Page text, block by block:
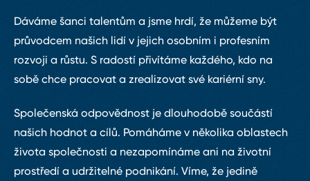
Dáváme šanci talentům a jsme hrdí, že můžeme být
průvodcem našich lidí v jejich osobním i profesním
rozvoji a růstu. S radostí přivítáme každého, kdo na
sobě chce pracovat a zrealizovat své kariérní sny.
Společenská odpovědnost je dlouhodobě součástí
našich hodnot a cílů. Pomáháme v několika oblastech
života společnosti a nezapomínáme ani na životní
prostředí a udržitelné podnikání. Víme, že jedině